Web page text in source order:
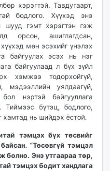
хэрэгтэй. Тавдугаарт,
бодлого. Хүүхэд энэ
шууд гэмт хэрэгтэн гэж
орсон, ашиглагдсан,
мөн эсэхийг үнэлэх
байгуулах эсэх нь нэг
байгуулаад л бүх зүйл
хэмжээ тодорхойгүй,
мэдээллийн уялдаагүй,
нэртэй байгууллага
Тиймээс бүтэц, бодлого,
хамтад нь шийдэх ёстой.
тэмцэх бүх төсвийг
“Төсөвгүй тэмцэл
болно. Энэ утгаараа төр,
тэмцэх бодит хандлага